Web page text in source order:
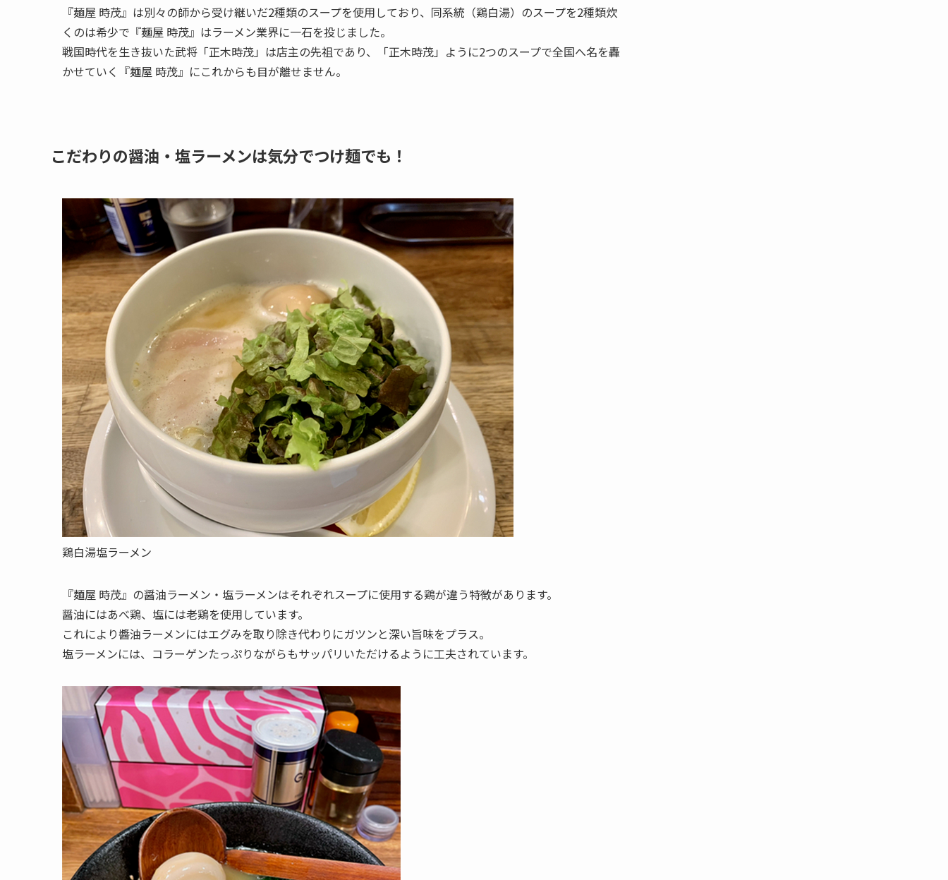
『麺屋 時茂』は別々の師から受け継いだ2種類のスープを使用しており、同系統（鶏白湯）のスープを2種類炊
くのは希少で『麺屋 時茂』はラーメン業界に一石を投じました。
戦国時代を生き抜いた武将「正木時茂」は店主の先祖であり、「正木時茂」ように2つのスープで全国へ名を轟
かせていく『麺屋 時茂』にこれからも目が離せません。
こだわりの醤油・塩ラーメンは気分でつけ麺でも！
鶏白湯塩ラーメン
『麺屋 時茂』の醤油ラーメン・塩ラーメンはそれぞれスープに使用する鶏が違う特徴があります。
醤油にはあべ鶏、塩には老鶏を使用しています。
これにより醬油ラーメンにはエグみを取り除き代わりにガツンと深い旨味をプラス。
塩ラーメンには、コラーゲンたっぷりながらもサッパリいただけるように工夫されています。